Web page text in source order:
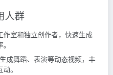
人群
作室和独立创作者，快速生成
成舞蹈、表演等动态视频，丰
。